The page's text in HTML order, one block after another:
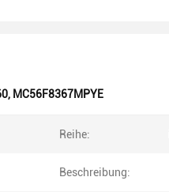
, MC56F8367MPYE
Reihe:
Beschreibung: